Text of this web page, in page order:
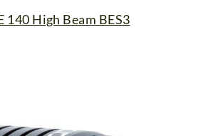
High Beam BES3